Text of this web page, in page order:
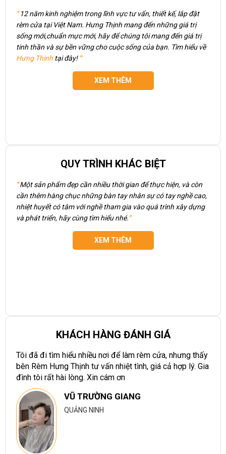
"12 năm kinh nghiệm trong lĩnh vực tư vấn, thiết kế, lắp đặt
rèm cửa tại Việt Nam. Hưng Thịnh mang đến những giá trị
sống mới,chuẩn mực mới, hãy để chúng tôi mang đến giá trị
tinh thần và sự bền vững cho cuộc sống của bạn. Tìm hiểu về
Hưng Thịnh tại đây! "
XEM THÊM
QUY TRÌNH KHÁC BIỆT
"Một sản phẩm đẹp cần nhiều thời gian để thực hiện, và còn
cần thêm hàng chục những bàn tay nhân sự có tay nghề cao,
nhiệt huyết có tâm với nghề tham gia vào quá trình xây dựng
và phát triển, hãy cùng tìm hiểu nhé."
XEM THÊM
KHÁCH HÀNG ĐÁNH GIÁ
Tôi đã đi tìm hiểu nhiều nơi để làm rèm cửa, nhưng thấy
bên Rèm Hưng Thịnh tư vấn nhiệt tình, giá cả hợp lý. Gia
đình tôi rất hài lòng. Xin cám ơn
VŨ TRƯỜNG GIANG
QUẢNG NINH